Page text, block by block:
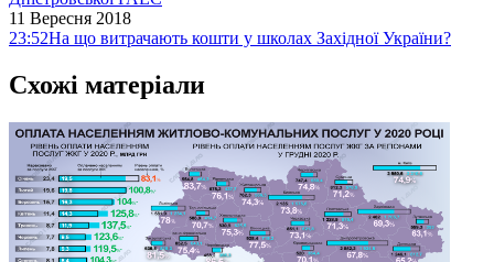
11 Вересня 2018
23:52На що витрачають кошти у школах Західної України?
Схожі матеріали